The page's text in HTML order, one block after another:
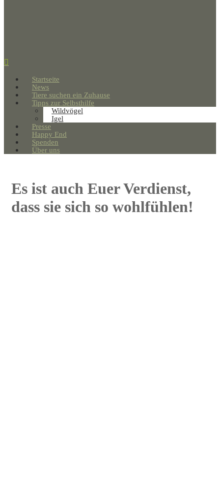
Startseite
News
Tiere suchen ein Zuhause
Tipps zur Selbsthilfe
Wildvögel
Igel
Presse
Happy End
Spenden
Über uns
Es ist auch Euer Verdienst,
dass sie sich so wohlfühlen!